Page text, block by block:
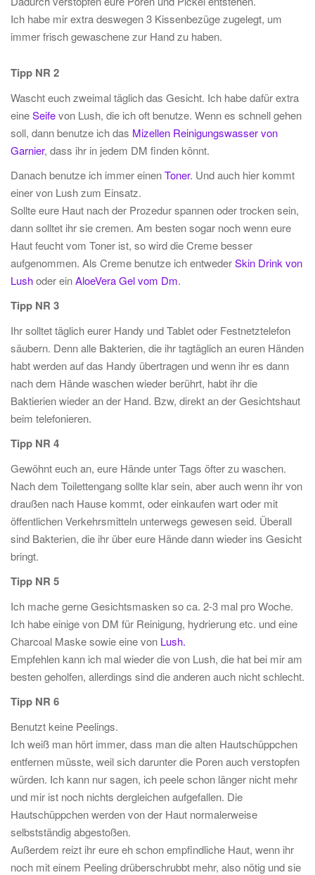
Ich habe mir extra deswegen 3 Kissenbezüge zugelegt, um
immer frisch gewaschene zur Hand zu haben.
Tipp NR 2
Wascht euch zweimal täglich das Gesicht. Ich habe dafür extra
eineSeifevon Lush, die ich oft benutze. Wenn es schnell gehen
soll, dann benutze ich das Mizellen Reinigungswasser von
Garnier, dass ihr in jedem DM finden könnt.
Danach benutze ich immer einenToner. Und auch hier kommt
einer von Lush zum Einsatz.
Sollte eure Haut nach der Prozedur spannen oder trocken sein,
dann solltet ihr sie cremen. Am besten sogar noch wenn eure
Haut feucht vom Toner ist, so wird die Creme besser
aufgenommen. Als Creme benutze ich entwederSkin Drink von
Lushoder einAloeVera Gel vom Dm.
Tipp NR 3
Ihr solltet täglich eurer Handy und Tablet oder Festnetztelefon
säubern. Denn alle Bakterien, die ihr tagtäglich an euren Händen
habt werden auf das Handy übertragen und wenn ihr es dann
nach dem Hände waschen wieder berührt, habt ihr die
Baktierien wieder an der Hand. Bzw, direkt an der Gesichtshaut
beim telefonieren.
Tipp NR 4
Gewöhnt euch an, eure Hände unter Tags öfter zu waschen.
Nach dem Toilettengang sollte klar sein, aber auch wenn ihr von
draußen nach Hause kommt, oder einkaufen wart oder mit
öffentlichen Verkehrsmitteln unterwegs gewesen seid. Überall
sind Bakterien, die ihr über eure Hände dann wieder ins Gesicht
bringt.
Tipp NR 5
Ich mache gerne Gesichtsmasken so ca. 2-3 mal pro Woche.
Ich habe einige von DM für Reinigung, hydrierung etc. und eine
Charcoal Maske sowie eine von Lush.
Empfehlen kann ich mal wieder die von Lush, die hat bei mir am
besten geholfen, allerdings sind die anderen auch nicht schlecht.
Tipp NR 6
Benutzt keine Peelings.
Ich weiß man hört immer, dass man die alten Hautschüppchen
entfernen müsste, weil sich darunter die Poren auch verstopfen
würden. Ich kann nur sagen, ich peele schon länger nicht mehr
und mir ist noch nichts dergleichen aufgefallen. Die
Hautschüppchen werden von der Haut normalerweise
selbstständig abgestoßen.
Außerdem reizt ihr eure eh schon empfindliche Haut, wenn ihr
noch mit einem Peeling drüberschrubbt mehr, also nötig und sie